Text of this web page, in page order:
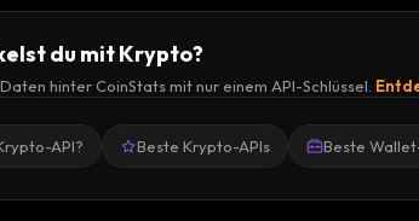
du mit Krypto?
hinter CoinStats mit nur einem API-Schlüssel.
API? Beste Krypto-APIs Beste